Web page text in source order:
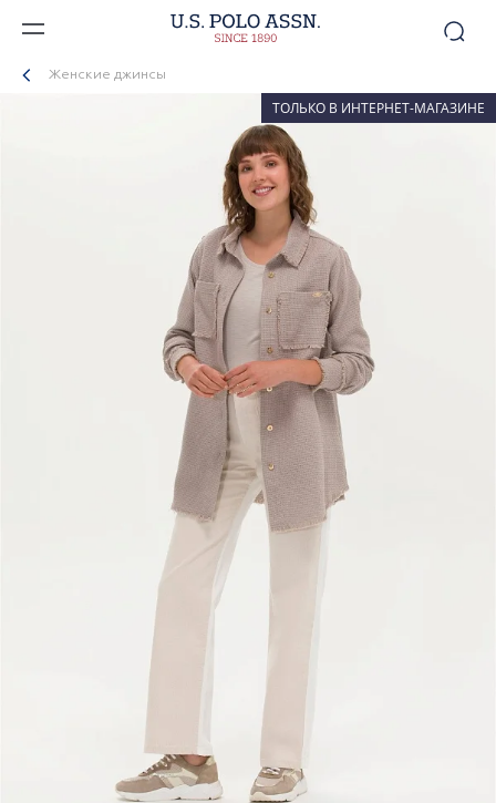
Женские джинсы
ТОЛЬКО В ИНТЕРНЕТ-МАГАЗИНЕ